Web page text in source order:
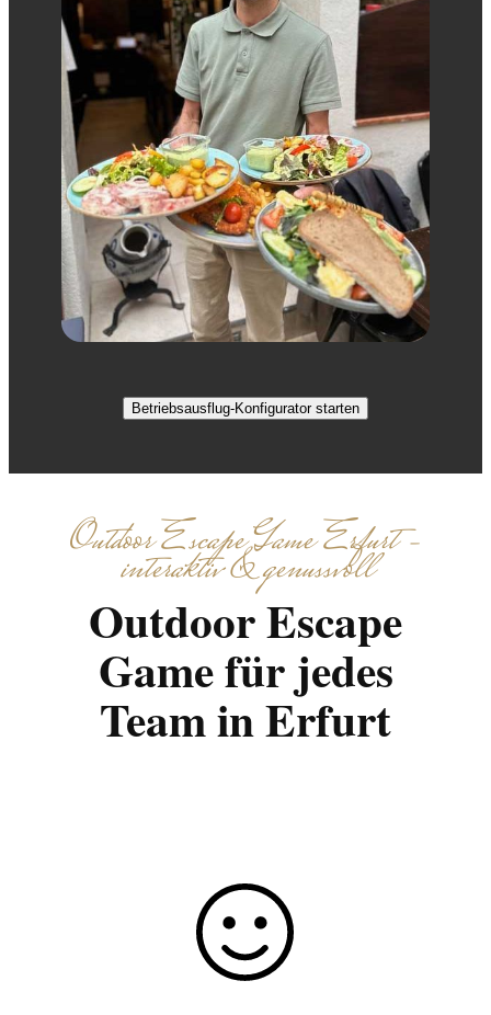
Betriebsausflug-Konfigurator starten
Outdoor Escape Game Erfurt –
interaktiv & genussvoll
Outdoor Escape
Game für jedes
Team in Erfurt